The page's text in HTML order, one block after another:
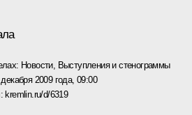
Новости, Выступления и стенограммы
2009 года, 09:00
kremlin.ru/d/6319